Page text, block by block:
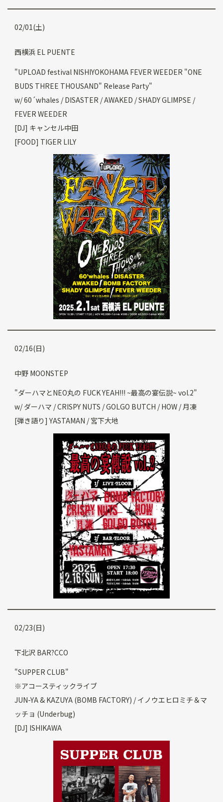
02/01(土)
西横浜 EL PUENTE
"UPLOAD festival NISHIYOKOHAMA FEVER WEEDER "ONE
BUDS THREE THOUSAND" Release Party"
w/ 60´whales / DISASTER / AWAKED / SHADY GLIMPSE /
FEVER WEEDER
[DJ] キャンセル中田
[FOOD] TIGER LILY
02/16(日)
中野 MOONSTEP
"ダーハマとNEO丸の FUCK YEAH!!! ~最高の宴伝説~ vol.2"
w/ ダーハマ / CRISPY NUTS / GOLGO BUTCH / HOW / 月凍
[弾き語り] YASTAMAN / 宮下大地
02/23(日)
下北沢 BAR?CCO
"SUPPER CLUB"
※アコースティックライブ
JUN-YA & KAZUYA (BOMB FACTORY) / イノウエヒロミチ＆マ
ッチョ (Underbug)
[DJ] ISHIKAWA